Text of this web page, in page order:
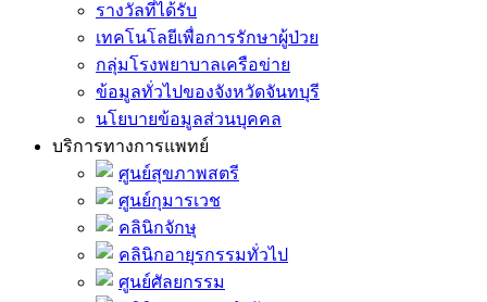
รางวัลที่ได้รับ
เทคโนโลยีเพื่อการรักษาผู้ป่วย
กลุ่มโรงพยาบาลเครือข่าย
ข้อมูลทั่วไปของจังหวัดจันทบุรี
นโยบายข้อมูลส่วนบุคคล
บริการทางการแพทย์
ศูนย์สุขภาพสตรี
ศูนย์กุมารเวช
คลินิกจักษุ
คลินิกอายุรกรรมทั่วไป
ศูนย์ศัลยกรรม